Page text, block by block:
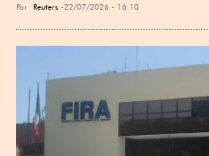
Por Reuters 22/07/2026 - 16:10